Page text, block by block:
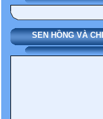
SEN HỒNG VÀ